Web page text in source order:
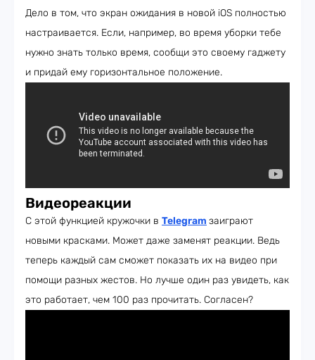
Дело в том, что экран ожидания в новой iOS полностью
настраивается. Если, например, во время уборки тебе
нужно знать только время, сообщи это своему гаджету
и придай ему горизонтальное положение.
Видеореакции
С этой функцией кружочки в Telegram заиграют
новыми красками. Может даже заменят реакции. Ведь
теперь каждый сам сможет показать их на видео при
помощи разных жестов. Но лучше один раз увидеть, как
это работает, чем 100 раз прочитать. Согласен?